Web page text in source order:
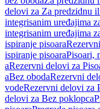
delovi za Za predzidnu
integrisanim uređajima
integrisanim uređajima
ispiranje pisoara
ispiranje pisoaraPisoari,
aRezervni delovi za
aBez obodaRezervni
vodeRezervni delovi za
delovi za Bez poklopca